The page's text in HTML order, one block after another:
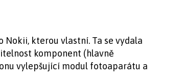
Nokii, kterou vlastní. Ta se vydala
komponent (hlavně
vylepšující modul fotoaparátu a